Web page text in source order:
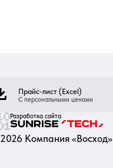
Прайс-лист (Excel)
С персональными ценами
Разработка сайта
2026 Компания «Восход»